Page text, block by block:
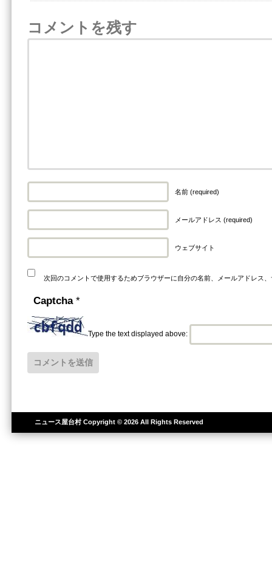
コメントを残す
名前 (required)
メールアドレス (required)
ウェブサイト
次回のコメントで使用するためブラウザーに自分の名前、メールアドレス
Captcha *
Type the text displayed above:
ニュース屋台村Copyright © 2026 All Rights Reserved